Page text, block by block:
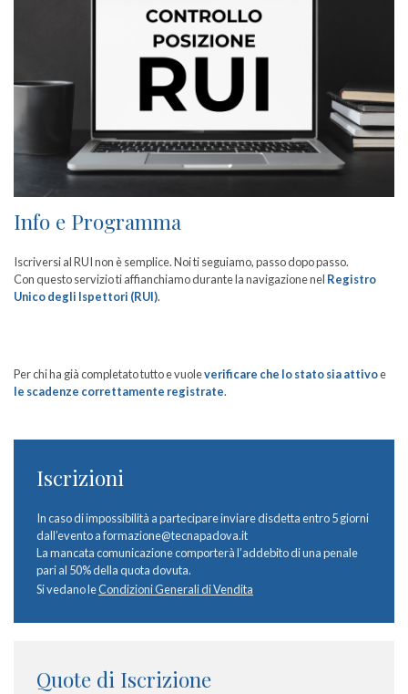
Info e Programma
Iscriversi al RUI non è semplice. Noi ti seguiamo, passo dopo passo.
Con questo servizio ti affianchiamo durante la navigazione nel Registro
Unico degli Ispettori (RUI).
Per chi ha già completato tutto e vuoleverificare che lo stato sia attivoe
le scadenze correttamente registrate.
Iscrizioni
In caso di impossibilità a partecipare inviare disdetta entro 5 giorni
dall’evento a formazione@tecnapadova.it
La mancata comunicazione comporterà l’addebito di una penale
pari al 50% della quota dovuta.
Si vedano leCondizioni Generali di Vendita
Quote di Iscrizione